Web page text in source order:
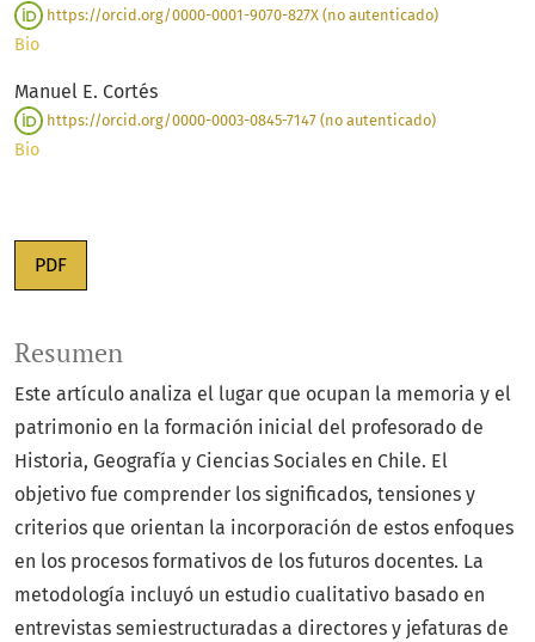
https://orcid.org/0000-0001-9070-827X (no autenticado)
Bio
Manuel E. Cortés
https://orcid.org/0000-0003-0845-7147 (no autenticado)
Bio
PDF
Resumen
Este artículo analiza el lugar que ocupan la memoria y el
patrimonio en la formación inicial del profesorado de
Historia, Geografía y Ciencias Sociales en Chile. El
objetivo fue comprender los significados, tensiones y
criterios que orientan la incorporación de estos enfoques
en los procesos formativos de los futuros docentes. La
metodología incluyó un estudio cualitativo basado en
entrevistas semiestructuradas a directores y jefaturas de